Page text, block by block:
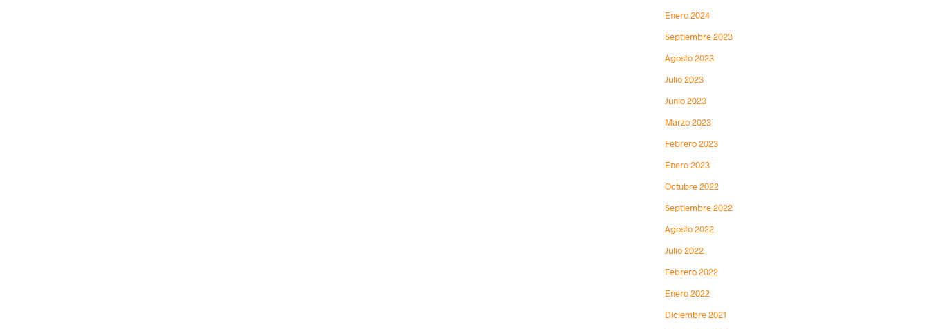
Enero 2024
Septiembre 2023
Agosto 2023
Julio 2023
Junio 2023
Marzo 2023
Febrero 2023
Enero 2023
Octubre 2022
Septiembre 2022
Agosto 2022
Julio 2022
Febrero 2022
Enero 2022
Diciembre 2021